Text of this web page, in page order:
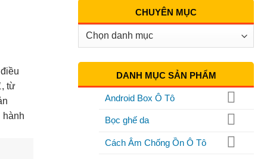
, từ
hành
CHUYÊN MỤC
Chuyên
DANH MỤC SẢN PHẨM
Android Box Ô Tô
Bọc ghế da
Cách Âm Chống Ồn Ô Tô